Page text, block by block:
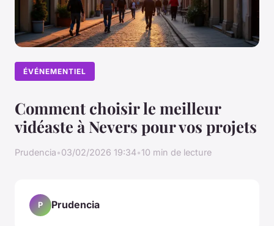
ÉVÉNEMENTIEL
Comment choisir le meilleur
vidéaste à Nevers pour vos projets
Prudencia•03/02/2026 19:34•10 min de lecture
P Prudencia